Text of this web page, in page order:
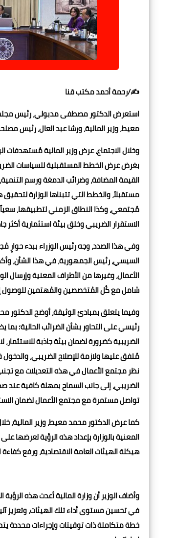
✍️/رحمة أحمد مكتب قنا
استعرض الدكتور مصطفى مدبولي، رئيس مجلس
معيط، وزير المالية، ورشا عبد العال، رئيس
بغرض عرض الخطط المستقبلية للسياسات
القيمة المضافة، وضرائب الدمغة ورسم
مستقبلاً، والخطط التي تتبناها الوزارة
مُجتمعي، وكذا النطاق الزمني لتطبيقها،
الاستقرار الضريبي وخلق بيئة استثمارية أكثر
وفي هذا الصدد، وجه رئيس الوزراء ببدء حوارٍ
السيسي، رئيس الجمهورية، في هذا الشأن،
الأعمال، وغيرها من الأطراف المعنية
شامل مع كُل المُتخصصين والمُهتمين للوصول
رئيسي على التحاور بشأن الضرائب الحالية؛
الضريبية كضرورة لضمان بيئة جاذبة
مُتفق عليها ولازمة للإصلاح الضريبي،
نظر مجتمع الأعمال في هذه التعديلات مع
الضريبي، إلى جانب السماح بمهلة كافية عند
تواصل مستمرة مع مجتمع الأعمال لضمان
كما عرض الدكتور محمد معيط، وزير المالية،
المعنية بالوزارة بإعداد هذه الرؤية لعرضها
هيكلة الهيئات العامة الاقتصادية، ورفع كفاءة
وأضاف الوزير أن وزارة المالية أعدت هذه
في تحسين مستوى أداء تلك الهيئات، وتعزيز
خطة متكاملة ذات توقيتات وإجراءات محددة يتم